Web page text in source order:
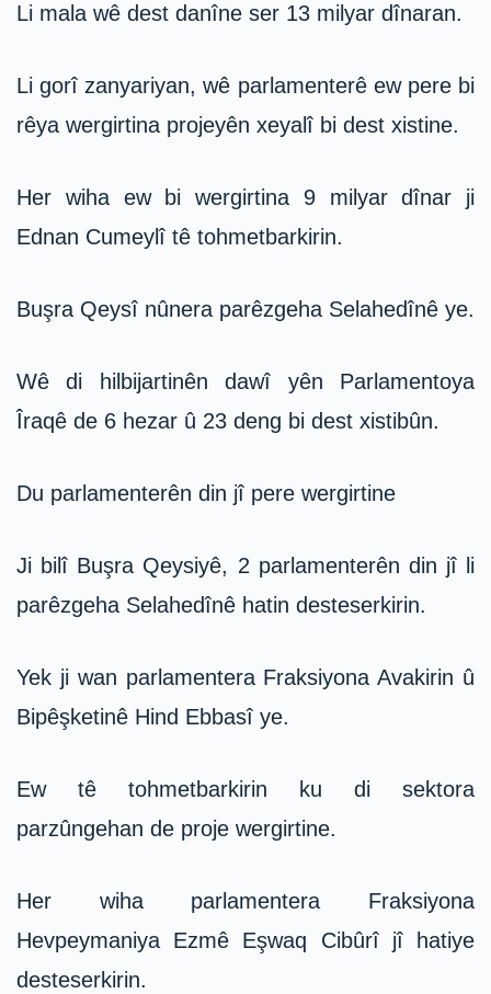
Li mala wê dest danîne ser 13 milyar dînaran.
Li gorî zanyariyan, wê parlamenterê ew pere bi
rêya wergirtina projeyên xeyalî bi dest xistine.
Her wiha ew bi wergirtina 9 milyar dînar ji
Ednan Cumeylî tê tohmetbarkirin.
Buşra Qeysî nûnera parêzgeha Selahedînê ye.
Wê di hilbijartinên dawî yên Parlamentoya
Îraqê de 6 hezar û 23 deng bi dest xistibûn.
Du parlamenterên din jî pere wergirtine
Ji bilî Buşra Qeysiyê, 2 parlamenterên din jî li
parêzgeha Selahedînê hatin desteserkirin.
Yek ji wan parlamentera Fraksiyona Avakirin û
Bipêşketinê Hind Ebbasî ye.
Ew tê tohmetbarkirin ku di sektora
parzûngehan de proje wergirtine.
Her wiha parlamentera Fraksiyona
Hevpeymaniya Ezmê Eşwaq Cibûrî jî hatiye
desteserkirin.